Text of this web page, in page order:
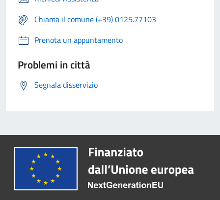
Chiama il comune (+39) 0125.77103
Prenota un appuntamento
Problemi in città
Segnala disservizio